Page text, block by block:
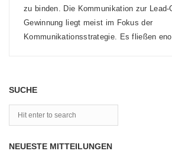
zu binden. Die Kommunikation zur Lead-
Gewinnung liegt meist im Fokus der
Kommunikationsstrategie. Es fließen
SUCHE
NEUESTE MITTEILUNGEN